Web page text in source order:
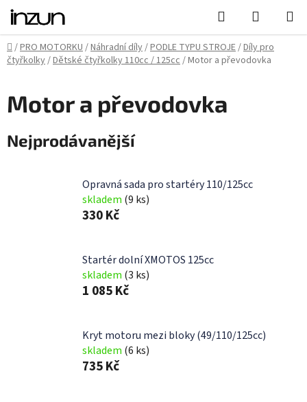
Přejít
obsah
Hledat
KOŠÍK
Domů
/PRO MOTORKU/Náhradní díly/PODLE TYPU STROJE/Díly pro
čtyřkolky/Dětské čtyřkolky 110cc / 125cc/Motor a převodovka
Motor a převodovka
Nejprodávanější
Opravná sada pro startéry 110/125cc
skladem (9 ks)
330 Kč
Startér dolní XMOTOS 125cc
skladem (3 ks)
1 085 Kč
Kryt motoru mezi bloky (49/110/125cc)
skladem (6 ks)
735 Kč